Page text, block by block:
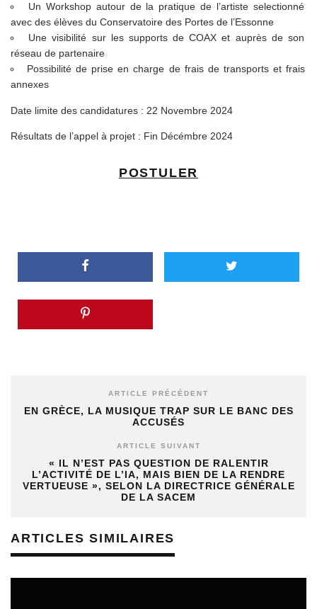
Un Workshop autour de la pratique de l’artiste selectionné
avec des élèves du Conservatoire des Portes de l’Essonne
Une visibilité sur les supports de COAX et auprès de son
réseau de partenaire
Possibilité de prise en charge de frais de transports et frais
annexes
Date limite des candidatures : 22 Novembre 2024
Résultats de l’appel à projet : Fin Décémbre 2024
POSTULER
ARTICLE PRÉCÉDENT
EN GRÈCE, LA MUSIQUE TRAP SUR LE BANC DES
ACCUSÉS
ARTICLE SUIVANT
« IL N’EST PAS QUESTION DE RALENTIR
L’ACTIVITÉ DE L’IA, MAIS BIEN DE LA RENDRE
VERTUEUSE », SELON LA DIRECTRICE GÉNÉRALE
DE LA SACEM
ARTICLES SIMILAIRES